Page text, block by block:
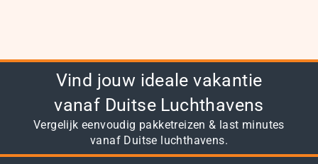
Vind jouw ideale vakantie
vanaf Duitse Luchthavens
Vergelijk eenvoudig pakketreizen & last minutes
vanaf Duitse luchthavens.